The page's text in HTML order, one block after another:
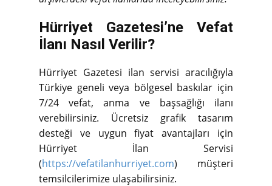
Hürriyet Gazetesi’ne Vefat
İlanı Nasıl Verilir?
Hürriyet Gazetesi ilan servisi aracılığıyla
Türkiye geneli veya bölgesel baskılar için
7/24 vefat, anma ve başsağlığı ilanı
verebilirsiniz. Ücretsiz grafik tasarım
desteği ve uygun fiyat avantajları için
Hürriyet İlan Servisi
(https://vefatilanhurriyet.com) müşteri
temsilcilerimize ulaşabilirsiniz.